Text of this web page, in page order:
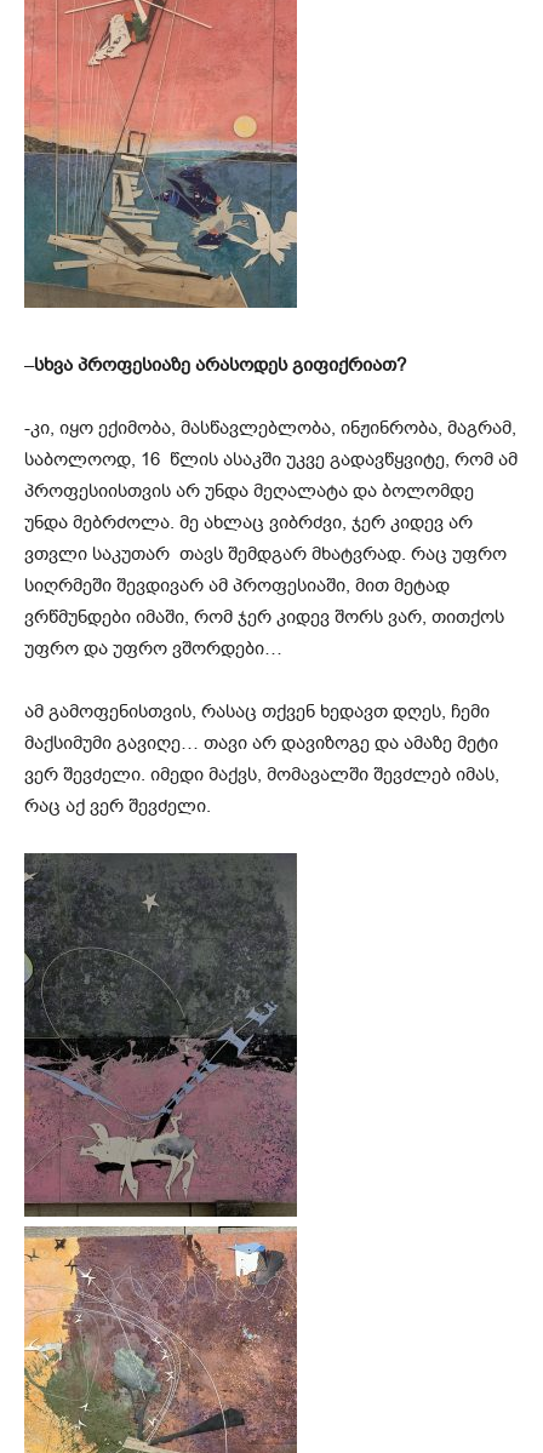
–სხვა პროფესიაზე არასოდეს გიფიქრიათ?
-კი, იყო ექიმობა, მასწავლებლობა, ინჟინრობა, მაგრამ,
საბოლოოდ, 16 წლის ასაკში უკვე გადავწყვიტე, რომ ამ
პროფესიისთვის არ უნდა მეღალატა და ბოლომდე
უნდა მებრძოლა. მე ახლაც ვიბრძვი, ჯერ კიდევ არ
ვთვლი საკუთარ თავს შემდგარ მხატვრად. რაც უფრო
სიღრმეში შევდივარ ამ პროფესიაში, მით მეტად
ვრწმუნდები იმაში, რომ ჯერ კიდევ შორს ვარ, თითქოს
უფრო და უფრო ვშორდები…
ამ გამოფენისთვის, რასაც თქვენ ხედავთ დღეს, ჩემი
მაქსიმუმი გავიღე… თავი არ დავიზოგე და ამაზე მეტი
ვერ შევძელი. იმედი მაქვს, მომავალში შევძლებ იმას,
რაც აქ ვერ შევძელი.